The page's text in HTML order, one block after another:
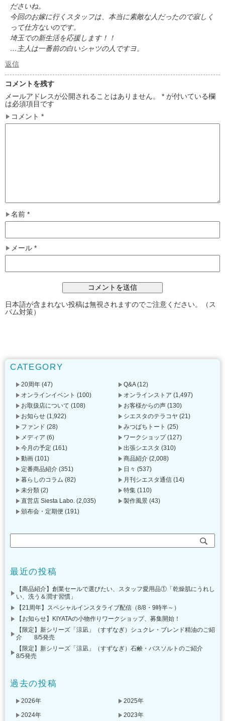
ださいね。
今回のお嫁に行くスタッフは、本当に素敵な人だったので寂しく
って仕方ないのです。
埼玉での新生活を応援します！！
…主人は一番前の白いシャツの人ですヨ。
返信
コメントを残す
メールアドレスが公開されることはありません。
* が付いている欄
は必須項目です
コメント *
名前 *
メール *
日本語が含まれない投稿は無視されますのでご注意ください。（ス
パム対策）
CATEGORY
20周年 (47) Q&A(12)
オンラインイベント (100) オンラインストア (1,497)
お取扱店について (108) お客様からの声 (130)
お知らせ (1,922) シエスタのテラコヤ (21)
ファンド (28) みつばちトート (25)
メディア (6) ワークショップ(127)
今月の予定 (161) 出張シエスタ (310)
動画 (101) 商品紹介 (2,008)
定番商品紹介 (351) 日々 (537)
暮らしのコラム (82) 月刊シエスタ通信 (14)
未分類 (2) 特集 (110)
直営店 Siesta Labo. (2,035) 製作風景 (43)
頒布会・定期便 (191)
最近の投稿
【商品紹介】創業セールで選びたい、スタッフ愛用品①「乾燥肌にうれし
い、洗う＆潤す習慣」
【21周年】スペシャルインスタライブ配信（8/8・9時半～）
【お知らせ】KIYATAの小物作りワークショップ、募集開始！
【限定】新シリーズ「涼凪」（すずなぎ）シュクレ・ブレンド精油のご紹
介 8/5発売
【限定】新シリーズ「涼凪」（すずなぎ）石鹸・バスソルトのご紹介
8/5発売
過去の投稿
2026年
2025年
2024年
2023年